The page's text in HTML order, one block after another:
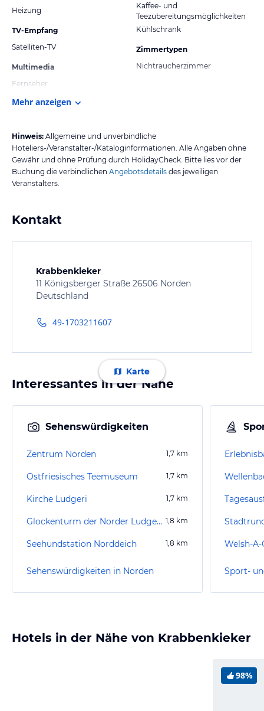
Heizung
TV-Empfang
Satelliten-TV
Multimedia
Fernseher
Kaffee- und
Teezubereitungsmöglichkeiten
Kühlschrank
Zimmertypen
Nichtraucherzimmer
Mehr anzeigen
Hinweis: Allgemeine und unverbindliche
Hoteliers-/Veranstalter-/Kataloginformationen. Alle Angaben ohne
Gewähr und ohne Prüfung durch HolidayCheck. Bitte lies vor der
Buchung die verbindlichen Angebotsdetails des jeweiligen
Veranstalters.
Kontakt
Krabbenkieker
11 Königsberger Straße 26506 Norden
Deutschland
49-1703211607
Karte
Interessantes in der Nähe
Sehenswürdigkeiten
Zentrum Norden 1,7 km
Ostfriesisches Teemuseum 1,7 km
Kirche Ludgeri 1,7 km
Glockenturm der Norder Ludgerikirche 1,8 km
Seehundstation Norddeich 1,8 km
Sehenswürdigkeiten in Norden
Welsh-
Sport-
Hotels in der Nähe von Krabbenkieker
98%